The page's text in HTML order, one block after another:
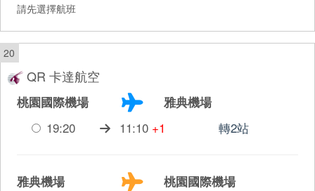
請先選擇航班
20
QR 卡達航空
桃園國際機場
雅典機場
19:20
11:10 +1 轉2站
雅典機場
桃園國際機場